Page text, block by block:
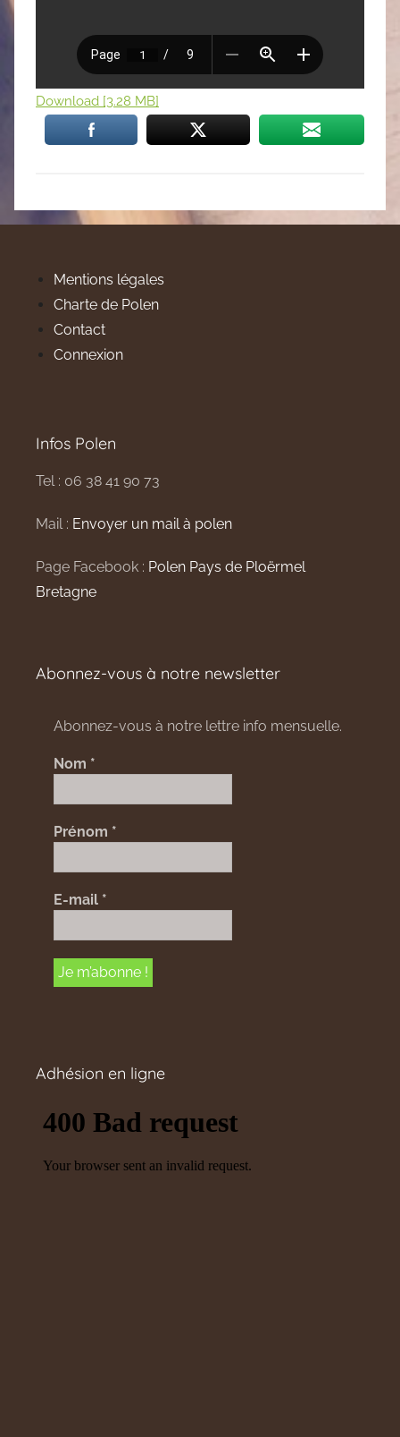
Download [3.28 MB]
Mentions légales
Charte de Polen
Contact
Connexion
Infos Polen
Tel : 06 38 41 90 73
Mail : Envoyer un mail à polen
Page Facebook : Polen Pays de Ploërmel
Bretagne
Abonnez-vous à notre newsletter
Abonnez-vous à notre lettre info mensuelle.
Nom *
Prénom *
E-mail *
Adhésion en ligne